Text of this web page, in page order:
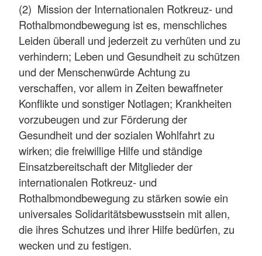
(2) Mission der Internationalen Rotkreuz- und
Rothalbmondbewegung ist es, menschliches
Leiden überall und jederzeit zu verhüten und zu
verhindern; Leben und Gesundheit zu schützen
und der Menschenwürde Achtung zu
verschaffen, vor allem in Zeiten bewaffneter
Konflikte und sonstiger Notlagen; Krankheiten
vorzubeugen und zur Förderung der
Gesundheit und der sozialen Wohlfahrt zu
wirken; die freiwillige Hilfe und ständige
Einsatzbereitschaft der Mitglieder der
internationalen Rotkreuz- und
Rothalbmondbewegung zu stärken sowie ein
universales Solidaritätsbewusstsein mit allen,
die ihres Schutzes und ihrer Hilfe bedürfen, zu
wecken und zu festigen.